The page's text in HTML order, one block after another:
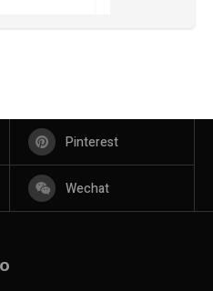
Pinterest
Wechat